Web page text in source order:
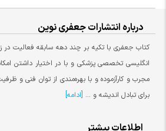
درباره انتشارات جعفری نوین
کتاب جعفری با تکیه بر چند دهه سابقه فعالیت در
انگلیسی تخصصی پزشکی و با در اختیار داشتن
مجرب و کارآزموده و با بهره‌مندی از توان فنی و
برای تبادل اندیشه و ... [ادامه]
اطلاعات بیشتر